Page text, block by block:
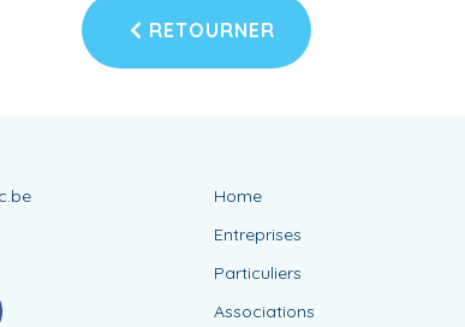
RETOURNER
Home
Entreprises
Particuliers
Associations